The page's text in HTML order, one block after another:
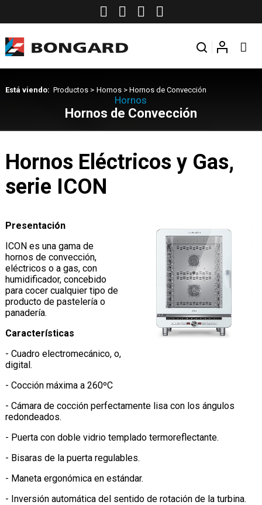
Está viendo: Productos > Hornos> Hornos de Convección
Hornos
Hornos de Convección
Hornos Eléctricos y Gas,
serie ICON
Presentación
ICON es una gama de
hornos de convección,
eléctricos o a gas, con
humidificador, concebido
para cocer cualquier tipo de
producto de pastelería o
panadería.
Características
- Cuadro electromecánico, o,
digital.
- Cocción máxima a 260ºC
- Cámara de cocción perfectamente lisa con los ángulos
redondeados.
- Puerta con doble vidrio templado termoreflectante.
- Bisaras de la puerta regulables.
- Maneta ergonómica en estándar.
- Inversión automática del sentido de rotación de la turbina.